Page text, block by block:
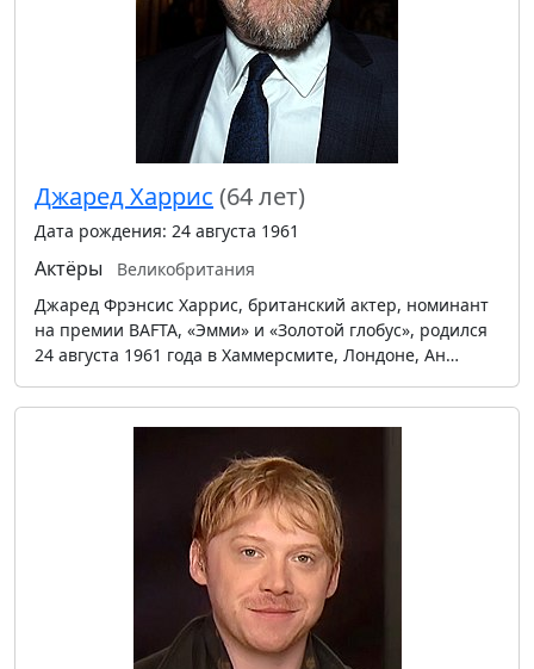
Джаред Харрис (64 лет)
Дата рождения: 24 августа 1961
Актёры
Великобритания
Джаред Фрэнсис Харрис, британский актер, номинант
на премии BAFTA, «Эмми» и «Золотой глобус», родился
24 августа 1961 года в Хаммерсмите, Лондоне, Ан…